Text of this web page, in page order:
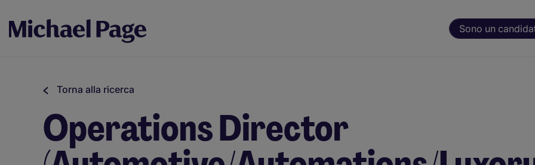
Sono un
Torna alla ricerca
Operations Director